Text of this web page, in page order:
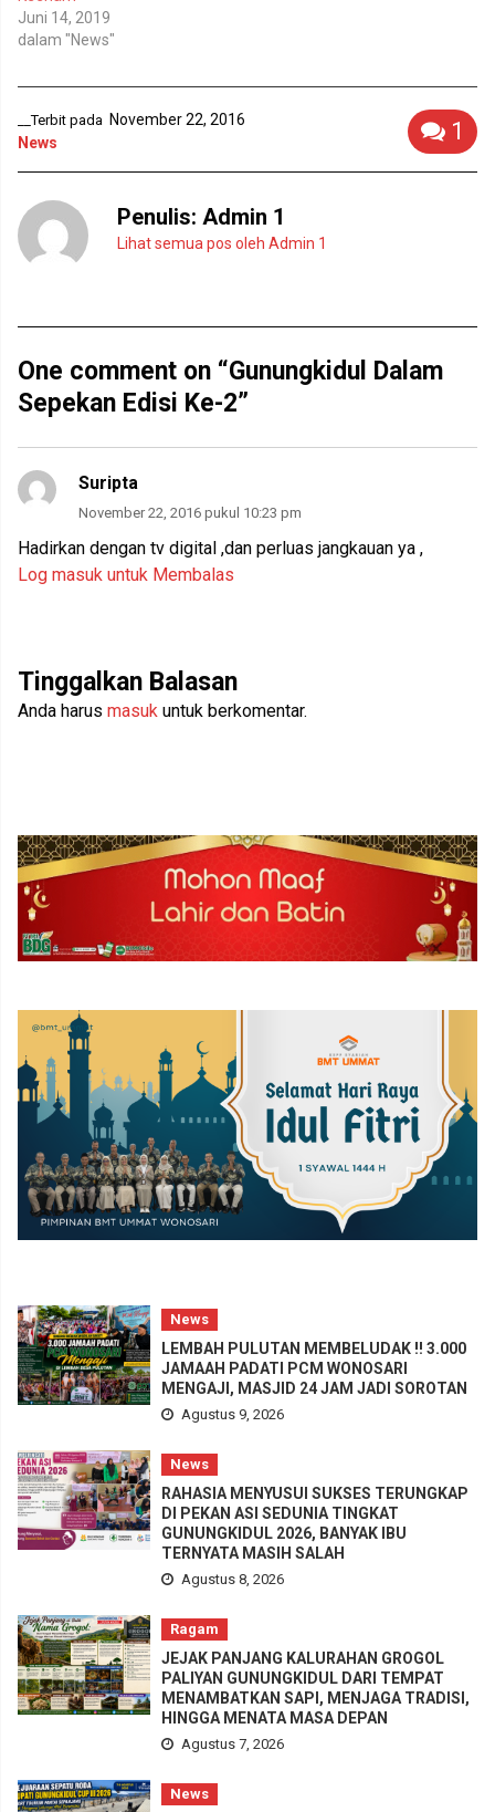
y
a
n
a
u
)
y
g
a
r
Juni 14, 2019
dalam "News"
__Terbit pada November 22, 2016
News
1
Penulis: Admin 1
Lihat semua pos oleh Admin 1
One comment on “Gunungkidul Dalam
Sepekan Edisi Ke-2”
Suripta
November 22, 2016 pukul 10:23 pm
Hadirkan dengan tv digital ,dan perluas jangkauan ya ,
Log masuk untuk Membalas
Tinggalkan Balasan
Anda harus masuk untuk berkomentar.
News
LEMBAH PULUTAN MEMBELUDAK !! 3.000
JAMAAH PADATI PCM WONOSARI
MENGAJI, MASJID 24 JAM JADI SOROTAN
Agustus 9, 2026
News
RAHASIA MENYUSUI SUKSES TERUNGKAP
DI PEKAN ASI SEDUNIA TINGKAT
GUNUNGKIDUL 2026, BANYAK IBU
TERNYATA MASIH SALAH
Agustus 8, 2026
Ragam
JEJAK PANJANG KALURAHAN GROGOL
PALIYAN GUNUNGKIDUL DARI TEMPAT
MENAMBATKAN SAPI, MENJAGA TRADISI,
HINGGA MENATA MASA DEPAN
Agustus 7, 2026
News